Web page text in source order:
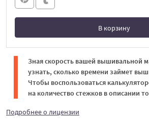
В корзину
В корзине
Зная скорость вашей вышивальной
узнать, сколько времени займет
Чтобы воспользоваться
на количество стежков в описании
Подробнее о лицензии